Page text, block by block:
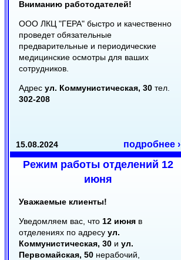
Вниманию работодателей!
ООО ЛКЦ "ГЕРА" быстро и качественно
проведет обязательные
предварительные и периодические
медицинские осмотры для ваших
сотрудников.
Адрес ул. Коммунистическая, 30 тел.
302-208
15.08.2024 подробнее ›
Режим работы отделений 12
июня
Уважаемые клиенты!
Уведомляем вас, что 12 июня в
отделениях по адресу ул.
Коммунистическая, 30 и ул.
Первомайская, 50 нерабочий,